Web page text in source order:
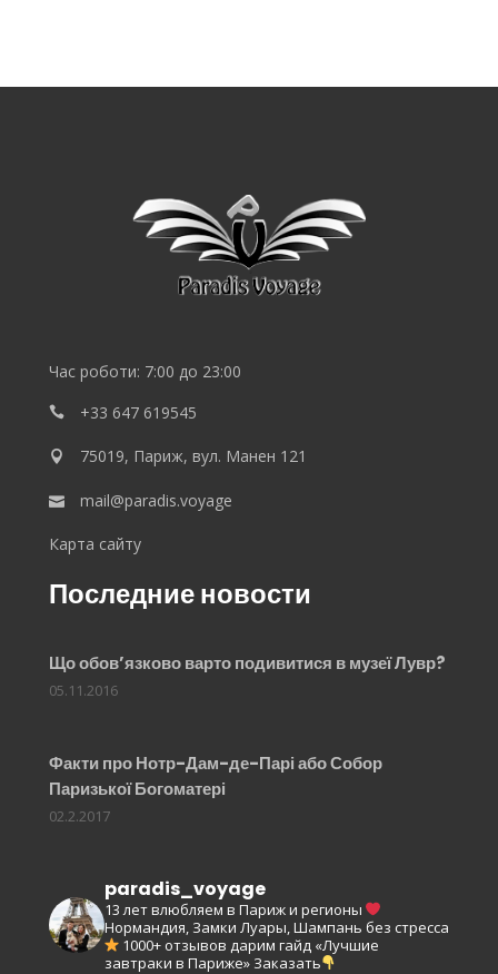
Час роботи: 7:00 до 23:00
+33 647 619545
75019, Париж, вул. Манен 121
mail@paradis.voyage
Карта сайту
Последние новости
Що обов’язково варто подивитися в музеї Лувр?
05.11.2016
Факти про Нотр-Дам-де-Парі або Собор
Паризької Богоматері
02.2.2017
paradis_voyage
13 лет влюбляем в Париж и регионы
Нормандия, Замки Луары, Шампань без стресса
1000+ отзывов дарим гайд «Лучшие
завтраки в Париже» Заказать